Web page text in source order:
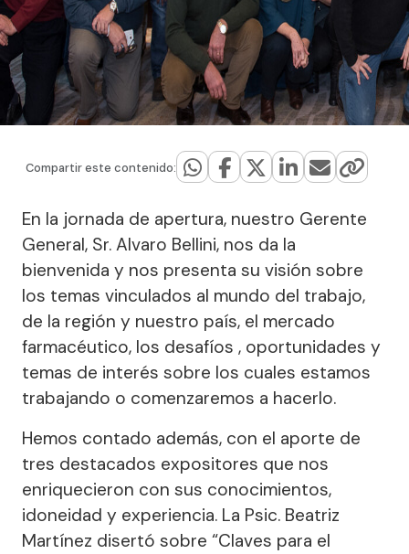
Compartir este contenido:
En la jornada de apertura, nuestro Gerente
General, Sr. Alvaro Bellini, nos da la
bienvenida y nos presenta su visión sobre
los temas vinculados al mundo del trabajo,
de la región y nuestro país, el mercado
farmacéutico, los desafíos , oportunidades y
temas de interés sobre los cuales estamos
trabajando o comenzaremos a hacerlo.
Hemos contado además, con el aporte de
tres destacados expositores que nos
enriquecieron con sus conocimientos,
idoneidad y experiencia. La Psic. Beatriz
Martínez disertó sobre “Claves para el